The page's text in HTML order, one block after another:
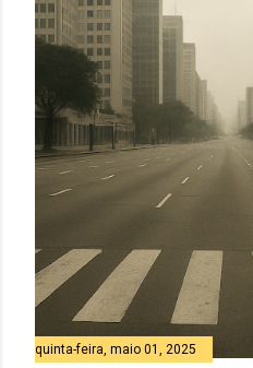
quinta-feira, maio 01, 2025